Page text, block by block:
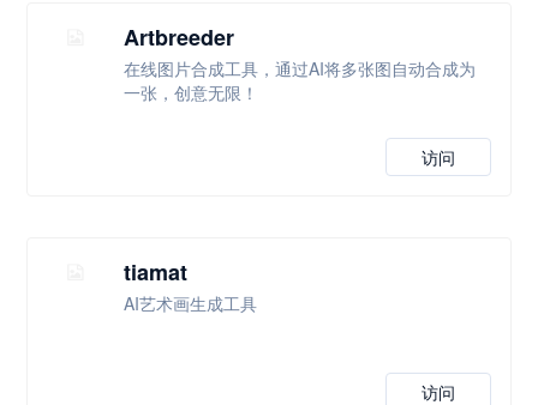
Artbreeder
在线图片合成工具，通过AI将多张图自动合成为
一张，创意无限！
访问
tiamat
AI艺术画生成工具
访问